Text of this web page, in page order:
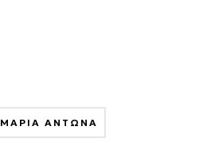
ΜΑΡΙΑ ΑΝΤΩΝΑ